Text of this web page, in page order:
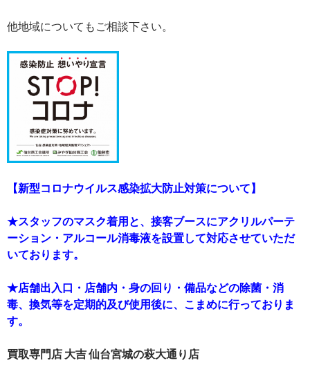
他地域についてもご相談下さい。
【新型コロナウイルス感染拡大防止対策について】
★スタッフのマスク着用と、接客ブースにアクリルパーテ
ーション・アルコール消毒液を設置して対応させていただ
いております。
★店舗出入口・店舗内・身の回り・備品などの除菌・消
毒、換気等を定期的及び使用後に、こまめに行っておりま
す。
買取専門店 大吉 仙台宮城の萩大通り店